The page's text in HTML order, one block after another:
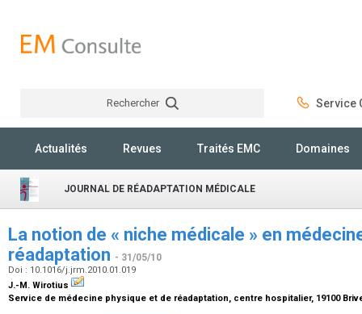
Rechercher Service
Actualités Revues Traités EMC Domaines
JOURNAL DE RÉADAPTATION MÉDICALE
La notion de « niche médicale » en
réadaptation - 31/05/10
Doi : 10.1016/j.jrm.2010.01.019
J.-M. Wirotius
Service de médecine physique et de réadaptation, centre hospitalier, 19100